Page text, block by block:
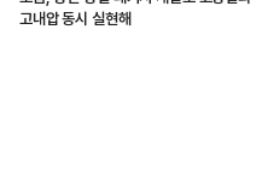
고내압 동시 실현해